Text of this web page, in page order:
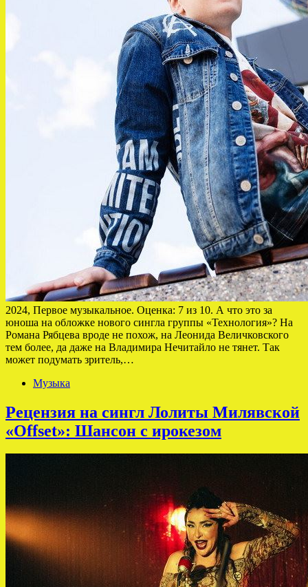
2024, Первое музыкальное. Оценка: 7 из 10. А что это за
юноша на обложке нового сингла группы «Технология»? На
Романа Рябцева вроде не похож, на Леонида Величковского
тем более, да даже на Владимира Нечитайло не тянет. Так
может подумать зритель,…
Музыка
Рецензия на сингл Лолиты Милявской
«Offset»: Шансон с ирокезом